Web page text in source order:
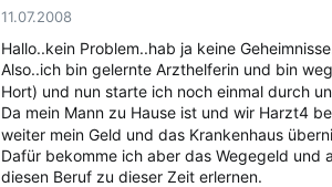
11.07.2008
Hallo..kein Problem..hab ja keine
Also..ich bin gelernte Arzthelferin und bin
Hort) und nun starte ich noch einmal durch
Da mein Mann zu Hause ist und wir Harzt4
weiter mein Geld und das Krankenhaus
Dafür bekomme ich aber das Wegegeld
diesen Beruf zu dieser Zeit erlernen.